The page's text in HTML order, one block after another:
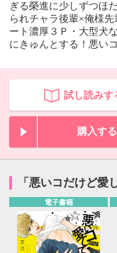
ぎる榮進に少しずつほ
られチャラ後輩×俺様
ート濃厚３Ｐ・大型犬
にきゅんとする！悪い
試し読みす
購入する
「悪いコだけど愛
電子書籍